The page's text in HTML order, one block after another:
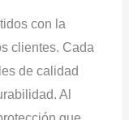
con la
clientes. Cada
de calidad
Al